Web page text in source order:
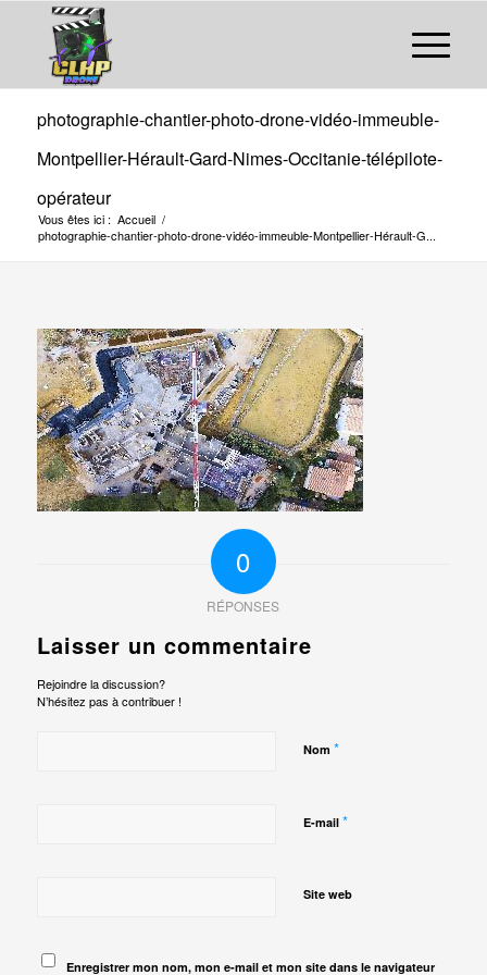
photographie-chantier-photo-drone-vidéo-immeuble-
Montpellier-Hérault-Gard-Nimes-Occitanie-télépilote-
opérateur
Vous êtes ici : Accueil /
photographie-chantier-photo-drone-vidéo-immeuble-Montpellier-Hérault-G...
0
RÉPONSES
Laisser un commentaire
Rejoindre la discussion?
N’hésitez pas à contribuer !
Nom *
E-mail *
Site web
Enregistrer mon nom, mon e-mail et mon site dans le navigateur